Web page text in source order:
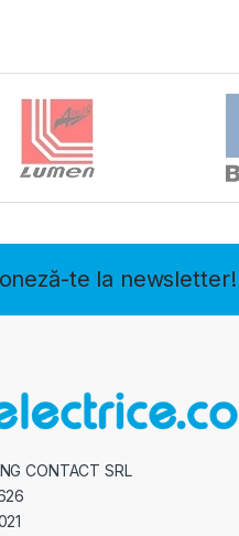
te la newsletter!
CONTACT SRL